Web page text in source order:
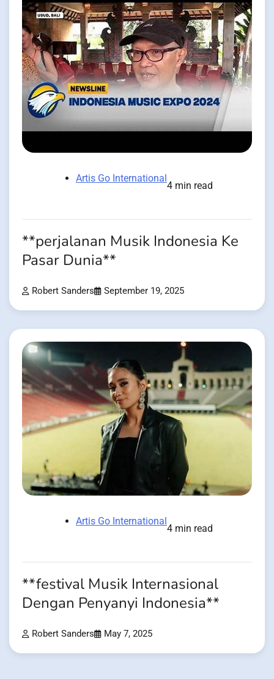
Artis Go International
4 min read
**perjalanan Musik Indonesia Ke
Pasar Dunia**
Robert Sanders September 19, 2025
Artis Go International
4 min read
**festival Musik Internasional
Dengan Penyanyi Indonesia**
Robert Sanders May 7, 2025